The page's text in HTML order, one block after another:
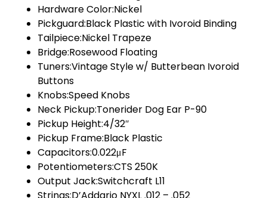
Hardware Color:Nickel
Pickguard:Black Plastic with Ivoroid Binding
Tailpiece:Nickel Trapeze
Bridge:Rosewood Floating
Tuners:Vintage Style w/ Butterbean Ivoroid
Buttons
Knobs:Speed Knobs
Neck Pickup:Tonerider Dog Ear P-90
Pickup Height:4/32″
Pickup Frame:Black Plastic
Capacitors:0.022μF
Potentiometers:CTS 250K
Output Jack:Switchcraft L11